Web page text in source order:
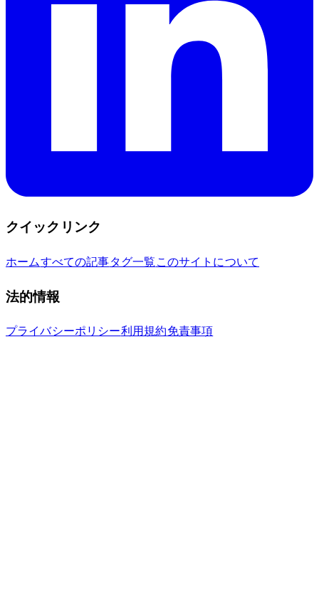
クイックリンク
ホームすべての記事タグ一覧 このサイトについて
法的情報
プライバシーポリシー利用規約免責事項